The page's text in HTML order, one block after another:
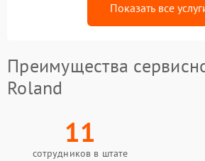
Показать все
Преимущества
Roland
11
сотрудников в штате